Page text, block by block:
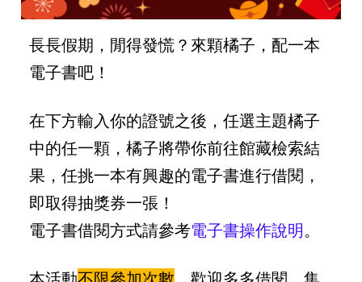
長長假期，閒得發慌？來顆橘子，配一本
電子書吧！
在下方輸入你的證號之後，任選主題橘子
中的任一顆，橘子將帶你前往館藏檢索結
果，任挑一本有興趣的電子書進行借閱，
即取得抽獎券一張！
電子書借閱方式請參考電子書操作說明。